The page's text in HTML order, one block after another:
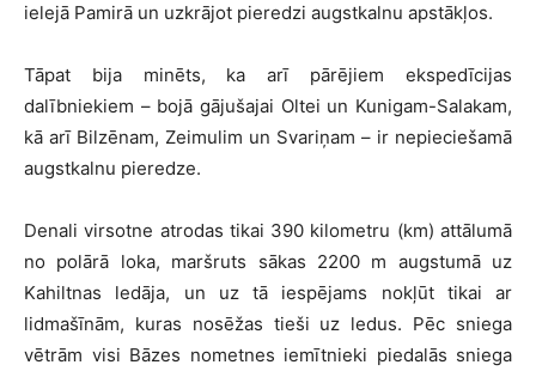
ielejā Pamirā un uzkrājot pieredzi augstkalnu apstākļos.
Tāpat bija minēts, ka arī pārējiem ekspedīcijas
dalībniekiem – bojā gājušajai Oltei un Kunigam-Salakam,
kā arī Bilzēnam, Zeimulim un Svariņam – ir nepieciešamā
augstkalnu pieredze.
Denali virsotne atrodas tikai 390 kilometru (km) attālumā
no polārā loka, maršruts sākas 2200 m augstumā uz
Kahiltnas ledāja, un uz tā iespējams nokļūt tikai ar
lidmašīnām, kuras nosēžas tieši uz ledus. Pēc sniega
vētrām visi Bāzes nometnes iemītnieki piedalās sniega